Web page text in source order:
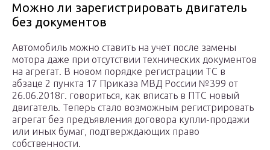
Можно ли зарегистрировать двигатель
без документов
Автомобиль можно ставить на учет после замены
мотора даже при отсутствии технических документов
на агрегат. В новом порядке регистрации ТС в
абзаце 2 пункта 17 Приказа МВД России №399 от
26.06.2018г. говориться, как вписать в ПТС новый
двигатель. Теперь стало возможным регистрировать
агрегат без предъявления договора купли-продажи
или иных бумаг, подтверждающих право
собственности.